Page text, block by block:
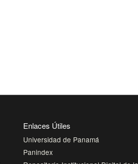
Enlaces Útiles
Universidad de Panamá
Panindex